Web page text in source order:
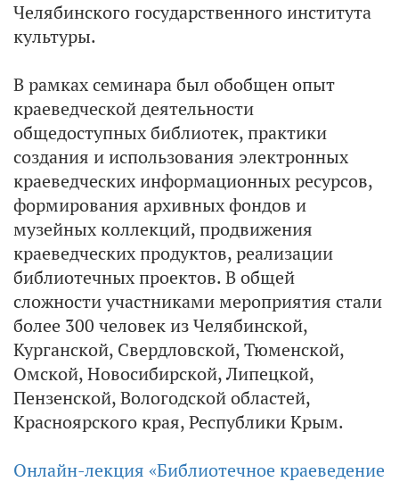
Челябинского государственного института
культуры.
В рамках семинара был обобщен опыт
краеведческой деятельности
общедоступных библиотек, практики
создания и использования электронных
краеведческих информационных ресурсов,
формирования архивных фондов и
музейных коллекций, продвижения
краеведческих продуктов, реализации
библиотечных проектов. В общей
сложности участниками мероприятия стали
более 300 человек из Челябинской,
Курганской, Свердловской, Тюменской,
Омской, Новосибирской, Липецкой,
Пензенской, Вологодской областей,
Красноярского края, Республики Крым.
Онлайн-лекция «Библиотечное краеведение